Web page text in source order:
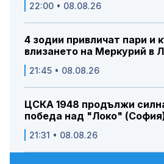
22:00 • 08.08.26
4 зодии привличат пари и
влизането на Меркурий в
21:45 • 08.08.26
ЦСКА 1948 продължи
победа над "Локо"
21:31 • 08.08.26